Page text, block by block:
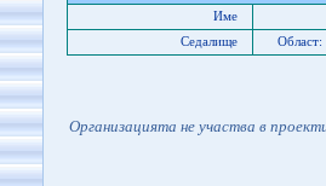
Име
Седалище
Организацията не участва в